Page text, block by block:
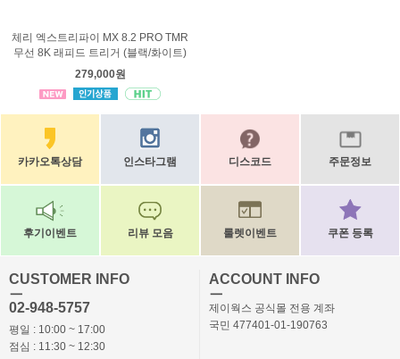
체리 엑스트리파이 MX 8.2 PRO TMR
무선 8K 래피드 트리거 (블랙/화이트)
279,000원
카카오톡상담 인스타그램 디스코드 주문정보
후기이벤트 리뷰 모음 룰렛이벤트 쿠폰 등록
CUSTOMER INFO
ㅡ
02-948-5757
평일 : 10:00 ~ 17:00
점심 : 11:30 ~ 12:30
ACCOUNT INFO
ㅡ
제이웍스 공식몰 전용 계좌
국민 477401-01-190763